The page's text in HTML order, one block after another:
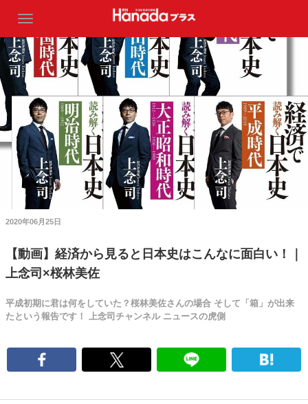
2020年06月25日
【動画】経済から見ると日本史はこんなに面白い！｜
上念司×桜林美佐
平成初期に君は何をしていた？桜林美佐さんの場合 そして「箱」が出来
たという報告です！ 上念司チャンネル ニュースの虎側